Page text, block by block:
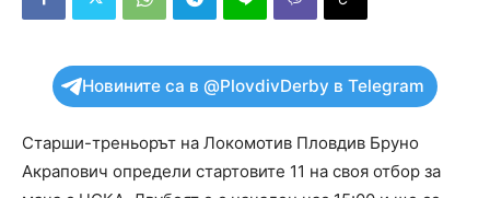
Новините са в @PlovdivDerby в Telegram
Старши-треньорът на Локомотив Пловдив Бруно
Акрапович определи стартовите 11 на своя отбор за